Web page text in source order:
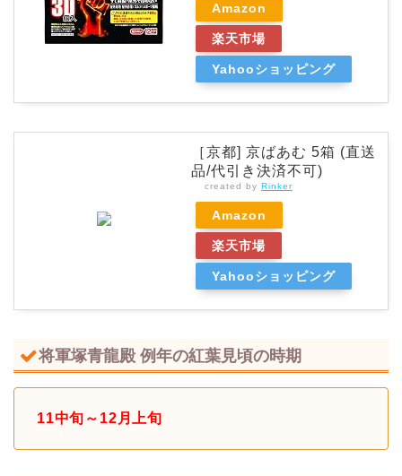
Amazon
楽天市場
Yahooショッピング
［京都] 京ばあむ 5箱 (直送
品/代引き決済不可)
created by Rinker
Amazon
楽天市場
Yahooショッピング
将軍塚青龍殿 例年の紅葉見頃の時期
11中旬～12月上旬